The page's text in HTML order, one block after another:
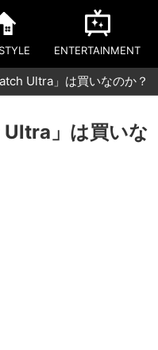
ENTERTAINMENT
Ultra」は買いなのか？
」は買いな